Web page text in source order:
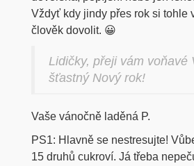
Vždyť kdy jindy přes rok si tohle
člověk dovolit. 😀
Lidičky, přeji vám voňavé
šťastný Nový rok!
Vaše vánočně laděná P.
PS1: Hlavně se nestresujte!
15 druhů cukroví. Já třeba